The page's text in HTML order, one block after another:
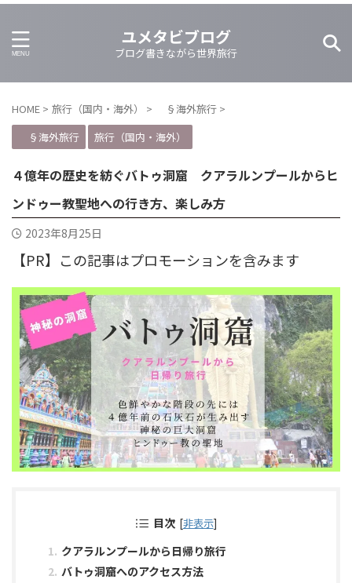
ユメタビブログ
ブログ書きながら世界旅行
HOME > 旅行（国内・海外） > §海外旅行 >
§海外旅行
旅行（国内・海外）
４億年の歴史を紡ぐバトゥ洞窟 クアラルンプールからヒ
ンドゥー教聖地への行き方、楽しみ方
2023年8月25日
【PR】この記事はプロモーションを含みます
目次 [非表示]
クアラルンプールから日帰り旅行
バトゥ洞窟へのアクセス方法